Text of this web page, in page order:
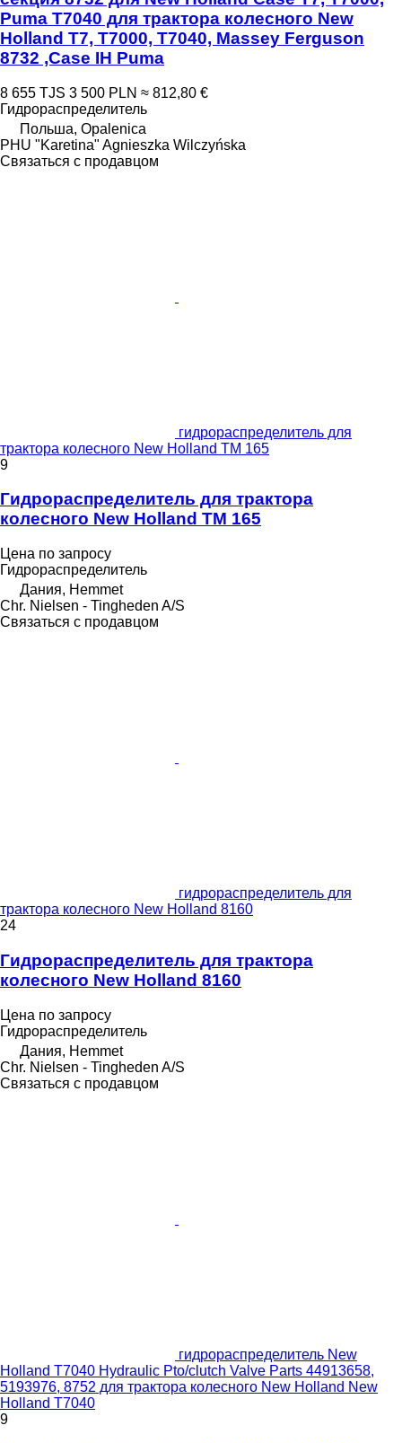
Puma T7040 для трактора колесного New
Holland T7, T7000, T7040, Massey Ferguson
8732 ,Case IH Puma
8 655 TJS 3 500 PLN ≈ 812,80 €
Гидрораспределитель
Польша, Opalenica
PHU "Karetina" Agnieszka Wilczyńska
Связаться с продавцом
гидрораспределитель для
трактора колесного New Holland TM 165
9
Гидрораспределитель для трактора
колесного New Holland TM 165
Цена по запросу
Гидрораспределитель
Дания, Hemmet
Chr. Nielsen - Tingheden A/S
Связаться с продавцом
гидрораспределитель для
трактора колесного New Holland 8160
24
Гидрораспределитель для трактора
колесного New Holland 8160
Цена по запросу
Гидрораспределитель
Дания, Hemmet
Chr. Nielsen - Tingheden A/S
Связаться с продавцом
гидрораспределитель New
Holland T7040 Hydraulic Pto/clutch Valve Parts 44913658,
5193976, 8752 для трактора колесного New Holland New
Holland T7040
9